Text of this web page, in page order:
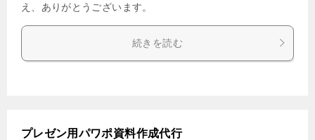
え、ありがとうございます。
続きを読む
プレゼン用パワポ資料作成代行